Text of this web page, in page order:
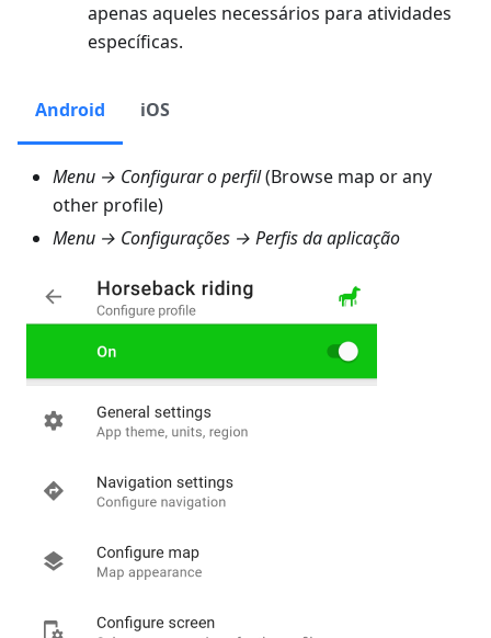
apenas aqueles necessários para atividades
específicas.
Android iOS
Menu → Configurar o perfil(Browse map or any
other profile)
Menu → Configurações → Perfis da aplicação